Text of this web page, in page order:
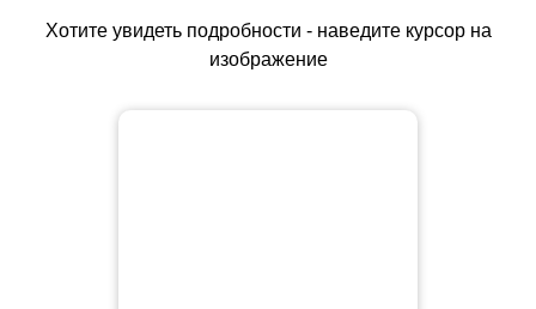
Хотите увидеть подробности - наведите курсор на
изображение